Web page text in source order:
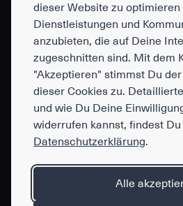
dieser Website zu
Dienstleistungen und
anzubieten, die auf Deine
zugeschnitten sind. Mit dem
"Akzeptieren" stimmst Du
dieser Cookies zu.
und wie Du Deine
widerrufen kannst, findest
Datenschutzerklärung.
Alle
DuW
04107
Telefon: +49 341
E-Mail: